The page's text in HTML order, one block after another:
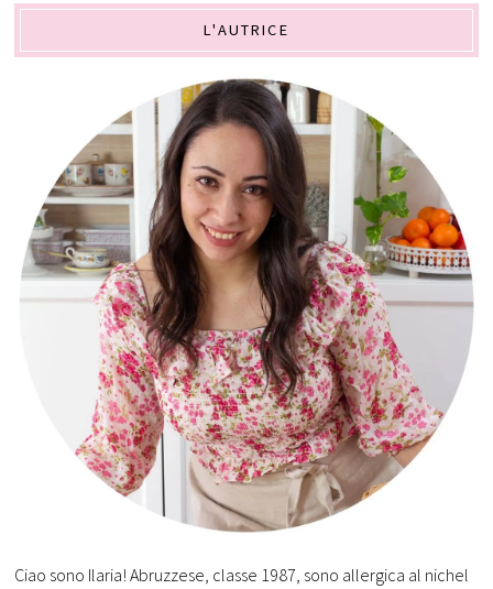
L'AUTRICE
Ciao sono Ilaria! Abruzzese, classe 1987, sono allergica al nichel